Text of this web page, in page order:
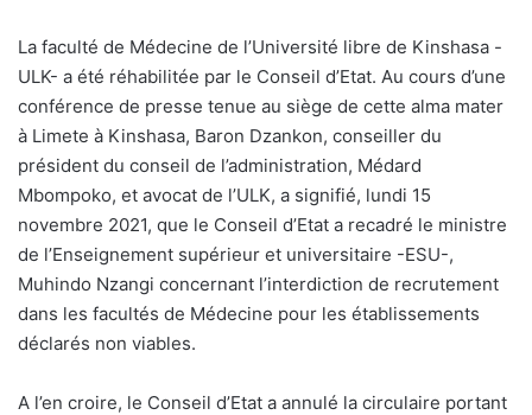
La faculté de Médecine de l’Université libre de Kinshasa -
ULK- a été réhabilitée par le Conseil d’Etat. Au cours d’une
conférence de presse tenue au siège de cette alma mater
à Limete à Kinshasa, Baron Dzankon, conseiller du
président du conseil de l’administration, Médard
Mbompoko, et avocat de l’ULK, a signifié, lundi 15
novembre 2021, que le Conseil d’Etat a recadré le ministre
de l’Enseignement supérieur et universitaire -ESU-,
Muhindo Nzangi concernant l’interdiction de recrutement
dans les facultés de Médecine pour les établissements
déclarés non viables.
A l’en croire, le Conseil d’Etat a annulé la circulaire portant